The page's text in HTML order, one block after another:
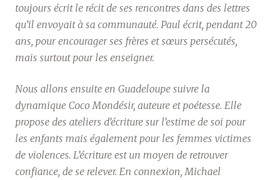
toujours écrit le récit de ses rencontres dans des lettres
qu’il envoyait à sa communauté. Paul écrit, pendant 20
ans, pour encourager ses frères et sœurs persécutés,
mais surtout pour les enseigner.
Nous allons ensuite en Guadeloupe suivre la
dynamique Coco Mondésir, auteure et poétesse. Elle
propose des ateliers d’écriture sur l’estime de soi pour
les enfants mais également pour les femmes victimes
de violences. L’écriture est un moyen de retrouver
confiance, de se relever. En connexion, Michael